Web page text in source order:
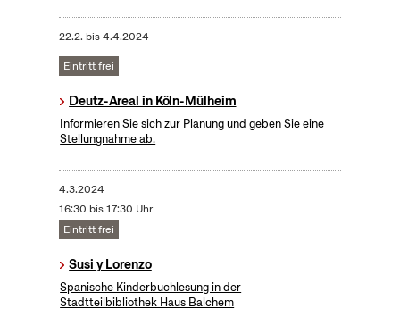
22.2. bis4.4.2024
Eintritt frei
Deutz-Areal in Köln-Mülheim
Informieren Sie sich zur Planung und geben Sie eine
Stellungnahme ab.
4.3.2024
16:30 bis 17:30 Uhr
Eintritt frei
Susi y Lorenzo
Spanische Kinderbuchlesung in der
Stadtteilbibliothek Haus Balchem